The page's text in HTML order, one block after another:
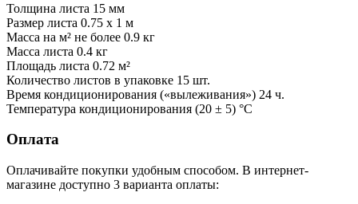
Толщина листа 15 мм
Размер листа 0.75 х 1 м
Масса на м² не более 0.9 кг
Масса листа 0.4 кг
Площадь листа 0.72 м²
Количество листов в упаковке 15 шт.
Время кондиционирования («вылеживания») 24 ч.
Температура кондиционирования (20 ± 5) °C
Оплата
Оплачивайте покупки удобным способом. В интернет-
магазине доступно 3 варианта оплаты: